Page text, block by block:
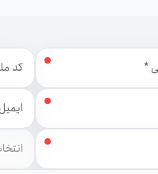
کد ملی
ایمیل
شهر